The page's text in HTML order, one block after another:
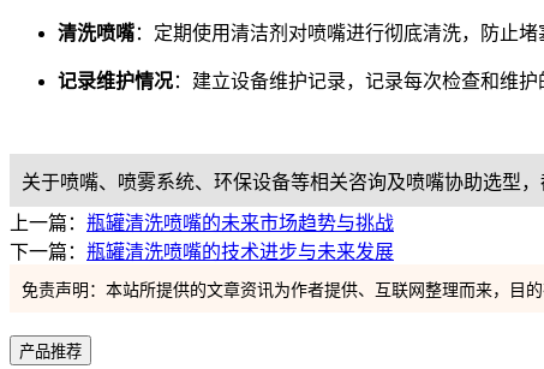
清洗喷嘴：定期使用清洁剂对喷嘴进行彻底清洗，防止堵
记录维护情况：建立设备维护记录，记录每次检查和维护
关于喷嘴、喷雾系统、环保设备等相关咨询及喷嘴协助选型
上一篇： 瓶罐清洗喷嘴的未来市场趋势与挑战
下一篇： 瓶罐清洗喷嘴的技术进步与未来发展
免责声明：本站所提供的文章资讯为作者提供、互联网整理而来，目
产品推荐